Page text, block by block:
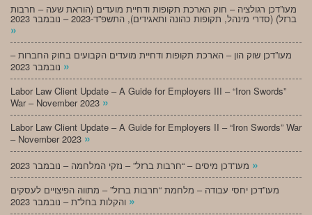
מעו”דכן רגולציה – חוק הארכת תקופות ודחיית מועדים (הוראת שעה – חרבות
ברזל) (סדרי מינהל, תקופות כהונה ותאגידים), התשפ”ד-2023 – נובמבר 2023
»
מעו”דכן שוק הון – הארכת תקופות ודחיית מועדים הקבועים בחוק החברות –
»
Labor Law Client Update – A Guide for Employers III – “Iron Swords”
War – November 2023 »
Labor Law Client Update – A Guide for Employers II – “Iron Swords” War
– November 2023 »
»
מעו”דכן יחסי עבודה – מלחמת “חרבות ברזל” – מתווה הפיצויים לעסקים
»